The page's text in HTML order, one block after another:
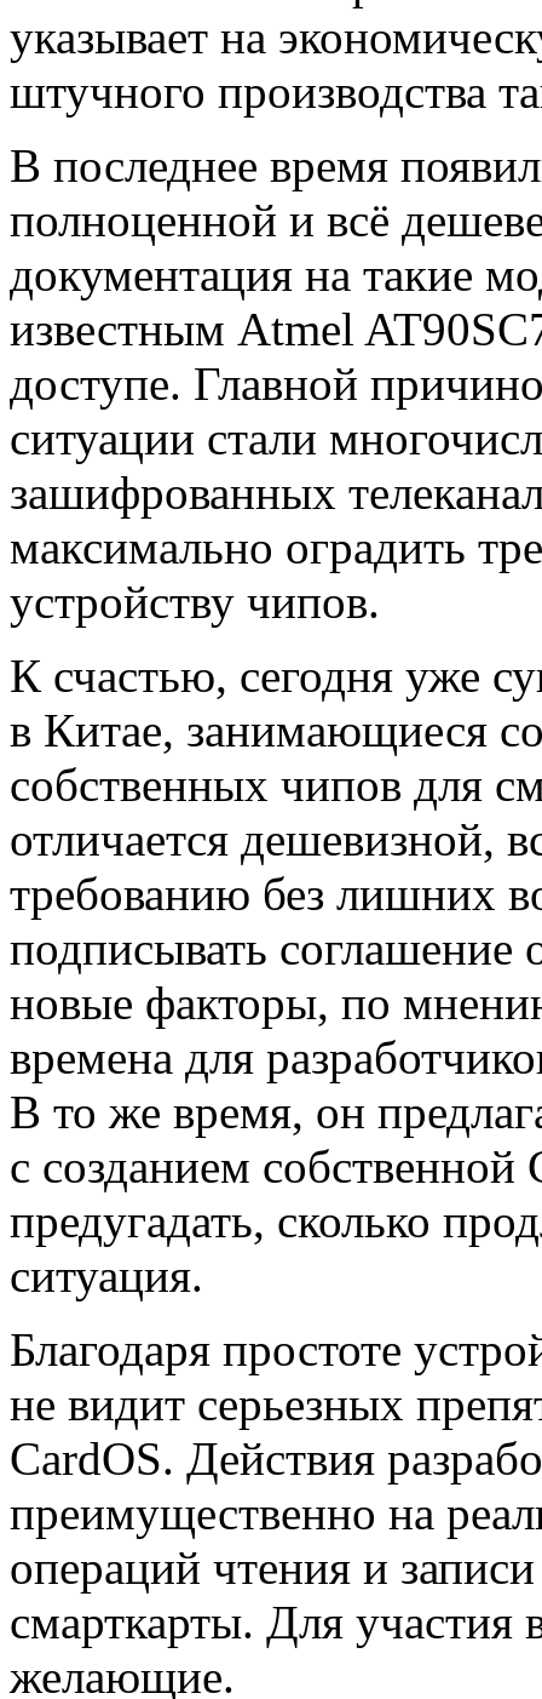
указывает на
штучного производства
В последнее время
полноценной и всё
документация на такие
известным Atmel
доступе. Главной
ситуации стали
зашифрованных
максимально оградить
устройству чипов.
К счастью, сегодня уже
в Китае, занимающиеся
собственных чипов для
отличается дешевизной,
требованию без лишних
подписывать
новые факторы, по
времена для
В то же время, он
с созданием собственной
предугадать, сколько
ситуация.
Благодаря простоте
не видит серьезных
CardOS. Действия
преимущественно на
операций чтения и
смарткарты. Для участия
желающие.